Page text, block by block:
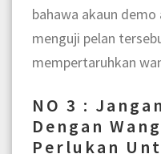
bahawa akaun
menguji pelan
mempertaruhkan
NO 3 :
Dengan
Perlukan